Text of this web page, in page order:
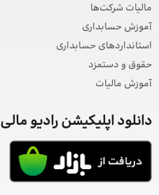
مالیات شرکت‌ها
آموزش حسابداری
استانداردهای حسابداری
حقوق و دستمزد
آموزش مالیات
دانلود اپلیکیشن رادیو مالی